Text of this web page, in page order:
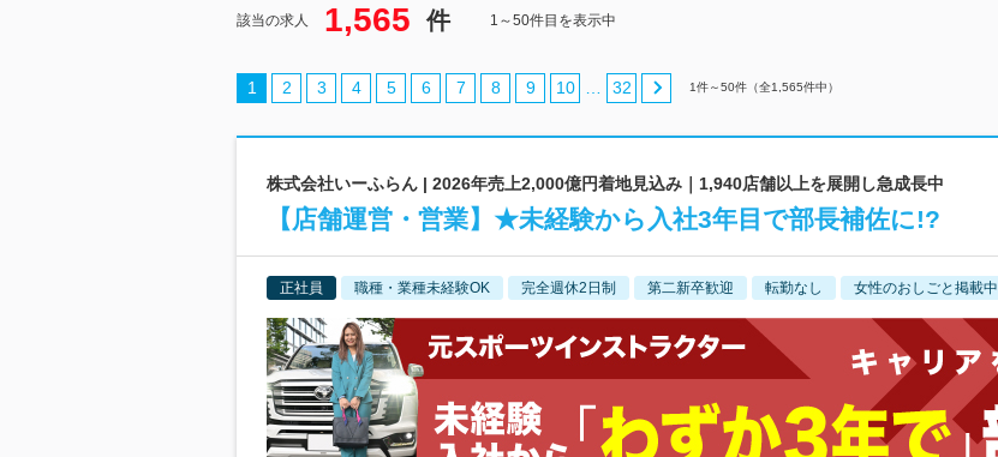
該当の求人 1,565 件 1～50件目を表示中
1 2 3 4 5 6 7 8 9 10 … 32 1件～50件（全1,565件中）
株式会社いーふらん | 2026年売上2,000億円着地見込み｜1,940店舗以上を展開し急成長中
【店舗運営・営業】★未経験から入社3年目で部長補佐に!?
正社員 職種・業種未経験OK 完全週休2日制 第二新卒歓迎 転勤なし 女性のおしごと掲載中